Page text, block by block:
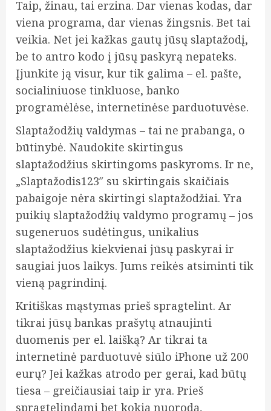
Taip, žinau, tai erzina. Dar vienas kodas, dar
viena programa, dar vienas žingsnis. Bet tai
veikia. Net jei kažkas gautų jūsų slaptažodį,
be to antro kodo į jūsų paskyrą nepateks.
Įjunkite ją visur, kur tik galima – el. pašte,
socialiniuose tinkluose, banko
programėlėse, internetinėse parduotuvėse.
Slaptažodžių valdymas – tai ne prabanga, o
būtinybė. Naudokite skirtingus
slaptažodžius skirtingoms paskyroms. Ir ne,
„Slaptažodis123″ su skirtingais skaičiais
pabaigoje nėra skirtingi slaptažodžiai. Yra
puikių slaptažodžių valdymo programų – jos
sugeneruos sudėtingus, unikalius
slaptažodžius kiekvienai jūsų paskyrai ir
saugiai juos laikys. Jums reikės atsiminti tik
vieną pagrindinį.
Kritiškas mąstymas prieš spragtelint. Ar
tikrai jūsų bankas prašytų atnaujinti
duomenis per el. laišką? Ar tikrai ta
internetinė parduotuvė siūlo iPhone už 200
eurų? Jei kažkas atrodo per gerai, kad būtų
tiesa – greičiausiai taip ir yra. Prieš
spragtelindami bet kokią nuorodą,